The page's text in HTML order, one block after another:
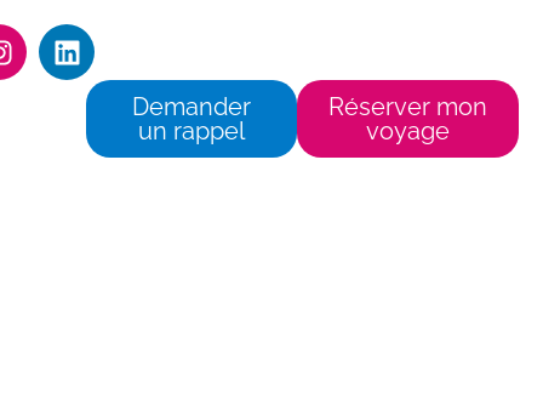
Demander
un rappel
Réserver mon
voyage